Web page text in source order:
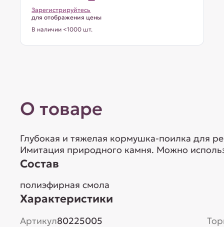
Зарегистрируйтесь
для отображения цены
В наличии <1000 шт.
О товаре
Глубокая и тяжелая кормушка-поилка для
Имитация природного камня. Можно
Состав
полиэфирная смола
Характеристики
Артикул80225005